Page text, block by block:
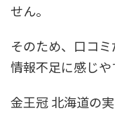
せん。
そのため、口コ
情報不足に感じや
金王冠 北海道の